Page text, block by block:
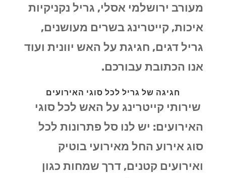
מעורב ירושלמי אסלי, גריל נקניקיות
איכות, קייטרינג בשרים מעושנים,
גריל דגים, חגיגת על האש יוונית ועוד
אנו הכתובת עבורכם.
חגיגה של גריל לכל סוגי האירועים
שירותי קייטרינג על האש לכל סוגי
האירועים: יש לנו סל פתרונות לכל
סוג אירוע החל מאירועי בוטיק
ואירועים קטנים, דרך שמחות כגון